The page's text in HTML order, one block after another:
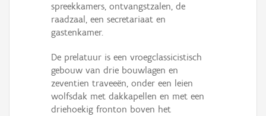
spreekkamers, ontvangstzalen, de
raadzaal, een secretariaat en
gastenkamer.
De prelatuur is een vroegclassicistisch
gebouw van drie bouwlagen en
zeventien traveeën, onder een leien
wolfsdak met dakkapellen en met een
driehoekig fronton boven het